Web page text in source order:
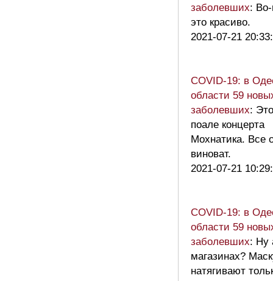
заболевших:
это красиво.
2021-07-21
COVID-19: в
области 59
заболевших:
поале концерта
Мохнатика. Все
виноват.
2021-07-21
COVID-19: в
области 59
заболевших: Ну
магазинах?
натягивают